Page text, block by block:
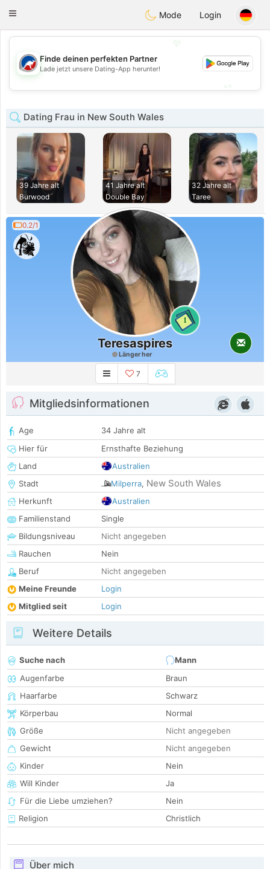
Australia Chat
Toggle
Mode Login
💖
💕
Finde deinen perfekten Partner
Lade jetzt unsere Dating-App herunter!
Dating Frau in New South Wales
39 Jahre alt
Burwood
41 Jahre alt
Double Bay
32 Jahre alt
Taree
0.2/1
1
Teresaspires
Länger her
7
Mitgliedsinformationen
Age
34 Jahre alt
Hier für
Ernsthafte Beziehung
Land
Australien
Stadt
Milperra, New South Wales
Herkunft
Australien
Familienstand
Single
Bildungsniveau
Nicht angegeben
Rauchen
Nein
Beruf
Nicht angegeben
Meine Freunde
Login
Mitglied seit
Login
Weitere Details
Suche nach
Mann
Augenfarbe
Braun
Haarfarbe
Schwarz
Körperbau
Normal
Größe
Nicht angegeben
Gewicht
Nicht angegeben
Kinder
Nein
Will Kinder
Ja
Für die Liebe umziehen?
Nein
Religion
Christlich
Über mich